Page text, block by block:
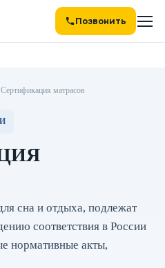
Позвонить
Сертификация матрасов
сна и отдыха, подлежат
соответствия в России
нормативные акты,